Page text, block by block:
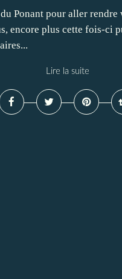
Ponant pour aller
encore plus cette fois-ci
Lire la suite